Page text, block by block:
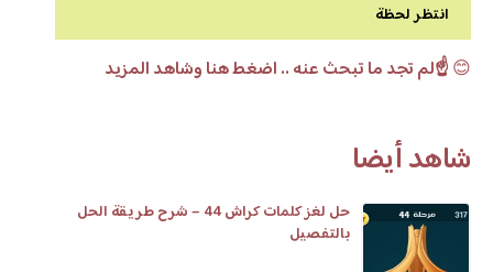
انتظر لحظة
😊☝️لم تجد ما تبحث عنه .. اضغط هنا وشاهد المزيد
شاهد أيضا
حل لغز كلمات كراش 44 – شرح طريقة الحل
بالتفصيل